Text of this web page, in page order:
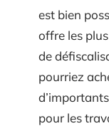
est bien
offre les
de
pourriez
pour les